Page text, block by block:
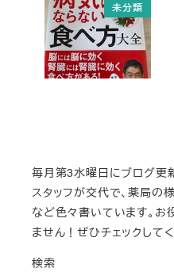
未分類
毎月第3水曜日にブログ更
スタッフが交代で、薬局の
など色々書いています。
ません！ぜひチェックして
検索